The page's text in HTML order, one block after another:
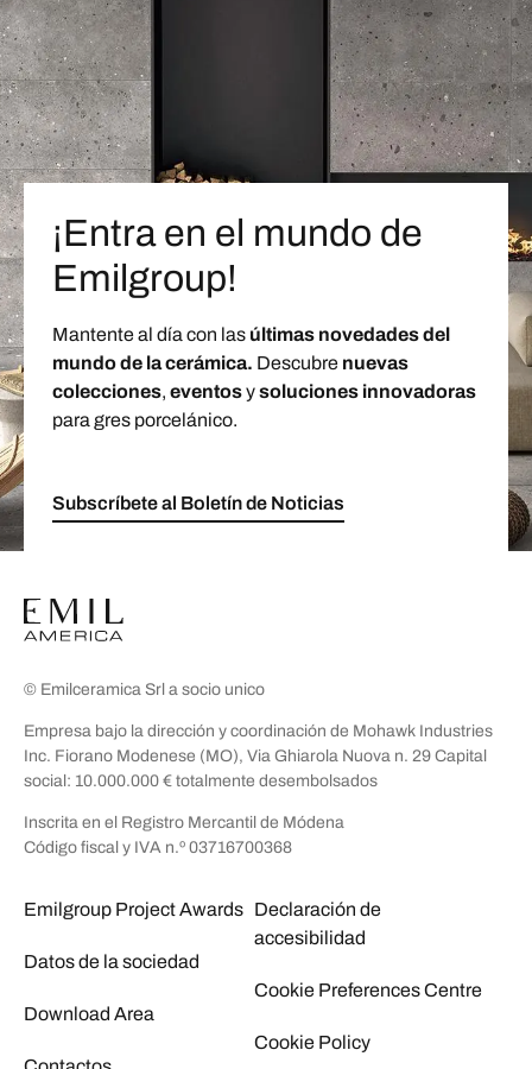
¡Entra en el mundo de
Emilgroup!
Mantente al día con las últimas novedades del
mundo de la cerámica. Descubre nuevas
colecciones, eventosysoluciones innovadoras
para gres porcelánico.
Subscríbete al Boletín de Noticias
© Emilceramica Srl a socio unico
Empresa bajo la dirección y coordinación de Mohawk Industries
Inc. Fiorano Modenese (MO), Via Ghiarola Nuova n. 29 Capital
social: 10.000.000 € totalmente desembolsados
Inscrita en el Registro Mercantil de Módena
Código fiscal y IVA n.º 03716700368
Emilgroup Project Awards
Datos de la sociedad
Download Area
Declaración de
accesibilidad
Cookie Preferences Centre
Cookie Policy